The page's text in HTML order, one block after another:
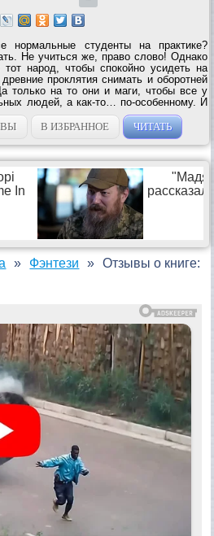
нормальные студенты на практике?
Не учиться же, право слово! Однако
народ, чтобы спокойно усидеть на
проклятия снимать и оборотней
только на то они и маги, чтобы все у
людей, а как-то… по-особенному. И
и проклятия неснимаемые, зато
В ИЗБРАННОЕ ЧИТАТЬ
Фэнтези
Отзывы о книге: